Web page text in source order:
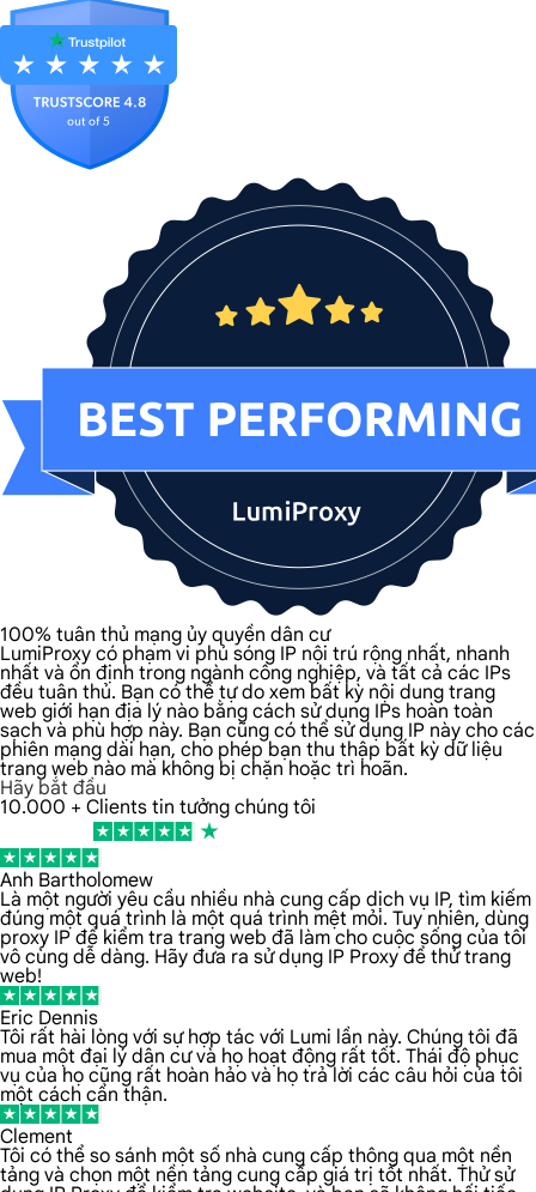
100% tuân thủ mạng ủy quyền dân cư
LumiProxy có phạm vi phủ sóng IP nội trú rộng nhất, nhanh
nhất và ổn định trong ngành công nghiệp, và tất cả các IPs
đều tuân thủ. Bạn có thể tự do xem bất kỳ nội dung trang
web giới hạn địa lý nào bằng cách sử dụng IPs hoàn toàn
sạch và phù hợp này. Bạn cũng có thể sử dụng IP này cho các
phiên mạng dài hạn, cho phép bạn thu thập bất kỳ dữ liệu
trang web nào mà không bị chặn hoặc trì hoãn.
Hãy bắt đầu
10.000 + Clients tin tưởng chúng tôi
Anh Bartholomew
Là một người yêu cầu nhiều nhà cung cấp dịch vụ IP, tìm kiếm
đúng một quá trình là một quá trình mệt mỏi. Tuy nhiên, dùng
proxy IP để kiểm tra trang web đã làm cho cuộc sống của tôi
vô cùng dễ dàng. Hãy đưa ra sử dụng IP Proxy để thử trang
web!
Eric Dennis
Tôi rất hài lòng với sự hợp tác với Lumi lần này. Chúng tôi đã
mua một đại lý dân cư và họ hoạt động rất tốt. Thái độ phục
vụ của họ cũng rất hoàn hảo và họ trả lời các câu hỏi của tôi
một cách cẩn thận.
Clement
Tôi có thể so sánh một số nhà cung cấp thông qua một nền
tảng và chọn một nền tảng cung cấp giá trị tốt nhất. Thử sử